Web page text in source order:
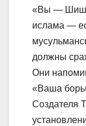
«Вы —
ислама —
должны
Они
«Ваша
Создателя